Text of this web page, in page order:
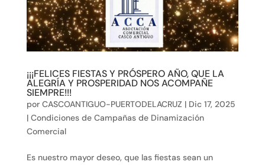
¡¡¡FELICES FIESTAS Y PRÓSPERO AÑO, QUE LA
ALEGRÍA Y PROSPERIDAD NOS ACOMPAÑE
SIEMPRE!!!
por CASCOANTIGUO-PUERTODELACRUZ | Dic 17, 2025
| Condiciones de Campañas de Dinamización
Comercial
Es nuestro mayor deseo, que las fiestas sean un